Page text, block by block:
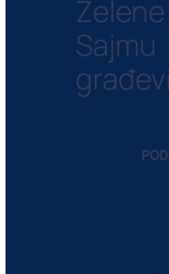
Sajmu